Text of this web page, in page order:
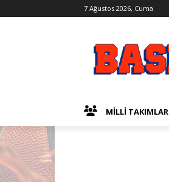
7 Ağustos 2026, Cuma
MİLLİ TAKIMLAR